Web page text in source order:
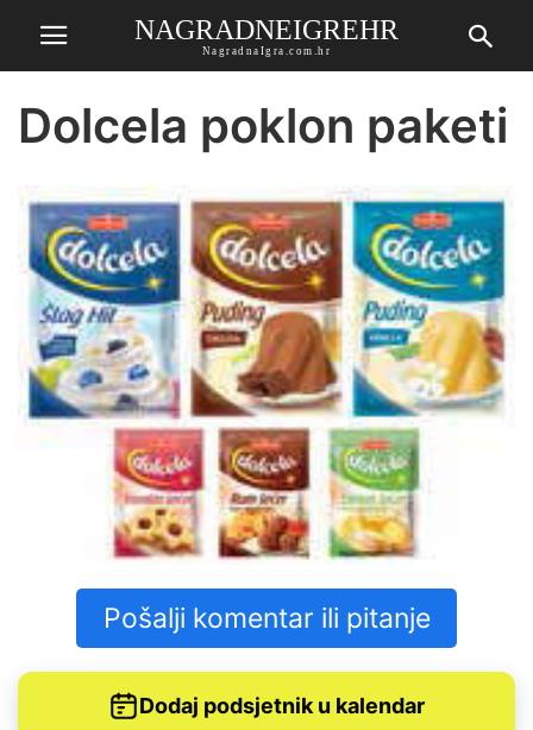
NAGRADNEIGREHR
NagradnaIgra.com.hr
Dolcela poklon paketi
Pošalji komentar ili pitanje
Dodaj podsjetnik u kalendar